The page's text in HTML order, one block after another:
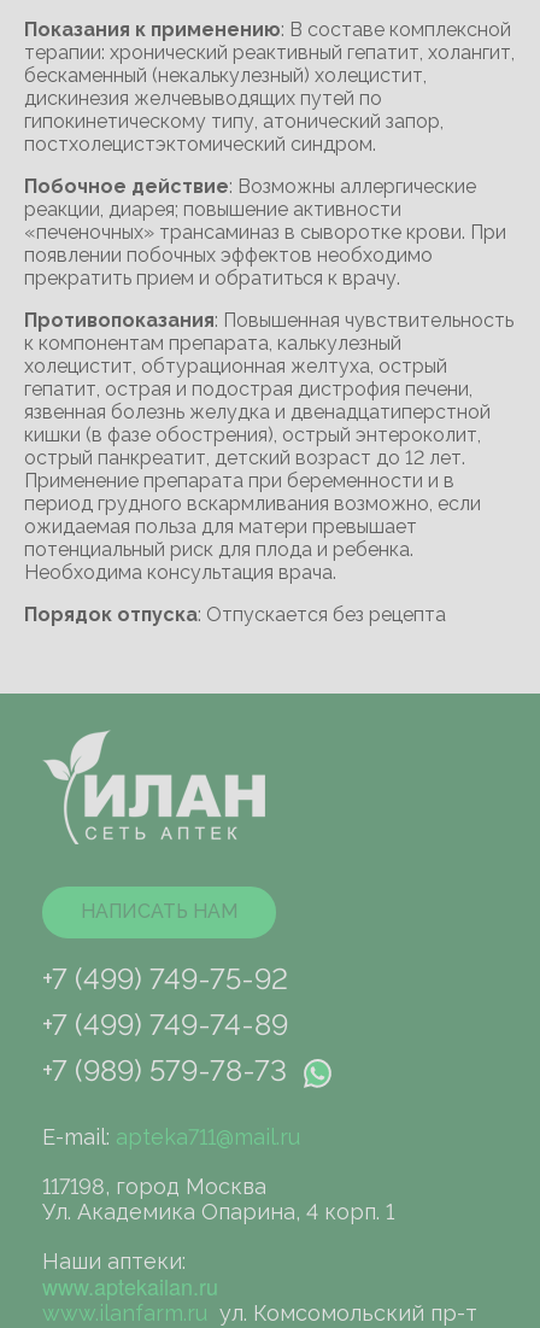
Показания к применению: В составе комплексной
терапии: хронический реактивный гепатит, холангит,
бескаменный (некалькулезный) холецистит,
дискинезия желчевыводящих путей по
гипокинетическому типу, атонический запор,
постхолецистэктомический синдром.
Побочное действие: Возможны аллергические
реакции, диарея; повышение активности
«печеночных» трансаминаз в сыворотке крови. При
появлении побочных эффектов необходимо
прекратить прием и обратиться к врачу.
Противопоказания: Повышенная чувствительность
к компонентам препарата, калькулезный
холецистит, обтурационная желтуха, острый
гепатит, острая и подострая дистрофия печени,
язвенная болезнь желудка и двенадцатиперстной
кишки (в фазе обострения), острый энтероколит,
острый панкреатит, детский возраст до 12 лет.
Применение препарата при беременности и в
период грудного вскармливания возможно, если
ожидаемая польза для матери превышает
потенциальный риск для плода и ребенка.
Необходима консультация врача.
Порядок отпуска: Отпускается без рецепта
НАПИСАТЬ НАМ
+7 (499) 749-75-92
+7 (499) 749-74-89
+7 (989) 579-78-73
E-mail: apteka711@mail.ru
117198, город Москва
Ул. Академика Опарина, 4 корп. 1
Наши аптеки:
www.aptekailan.ru
www.ilanfarm.ru ул. Комсомольский пр-т